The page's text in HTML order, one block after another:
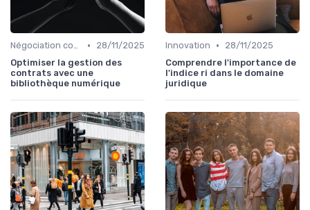
Négociation contrats •
28/11/2025
Optimiser la gestion des
contrats avec une
bibliothèque numérique
Innovation •
28/11/2025
Comprendre l'importance de
l'indice ri dans le domaine
juridique